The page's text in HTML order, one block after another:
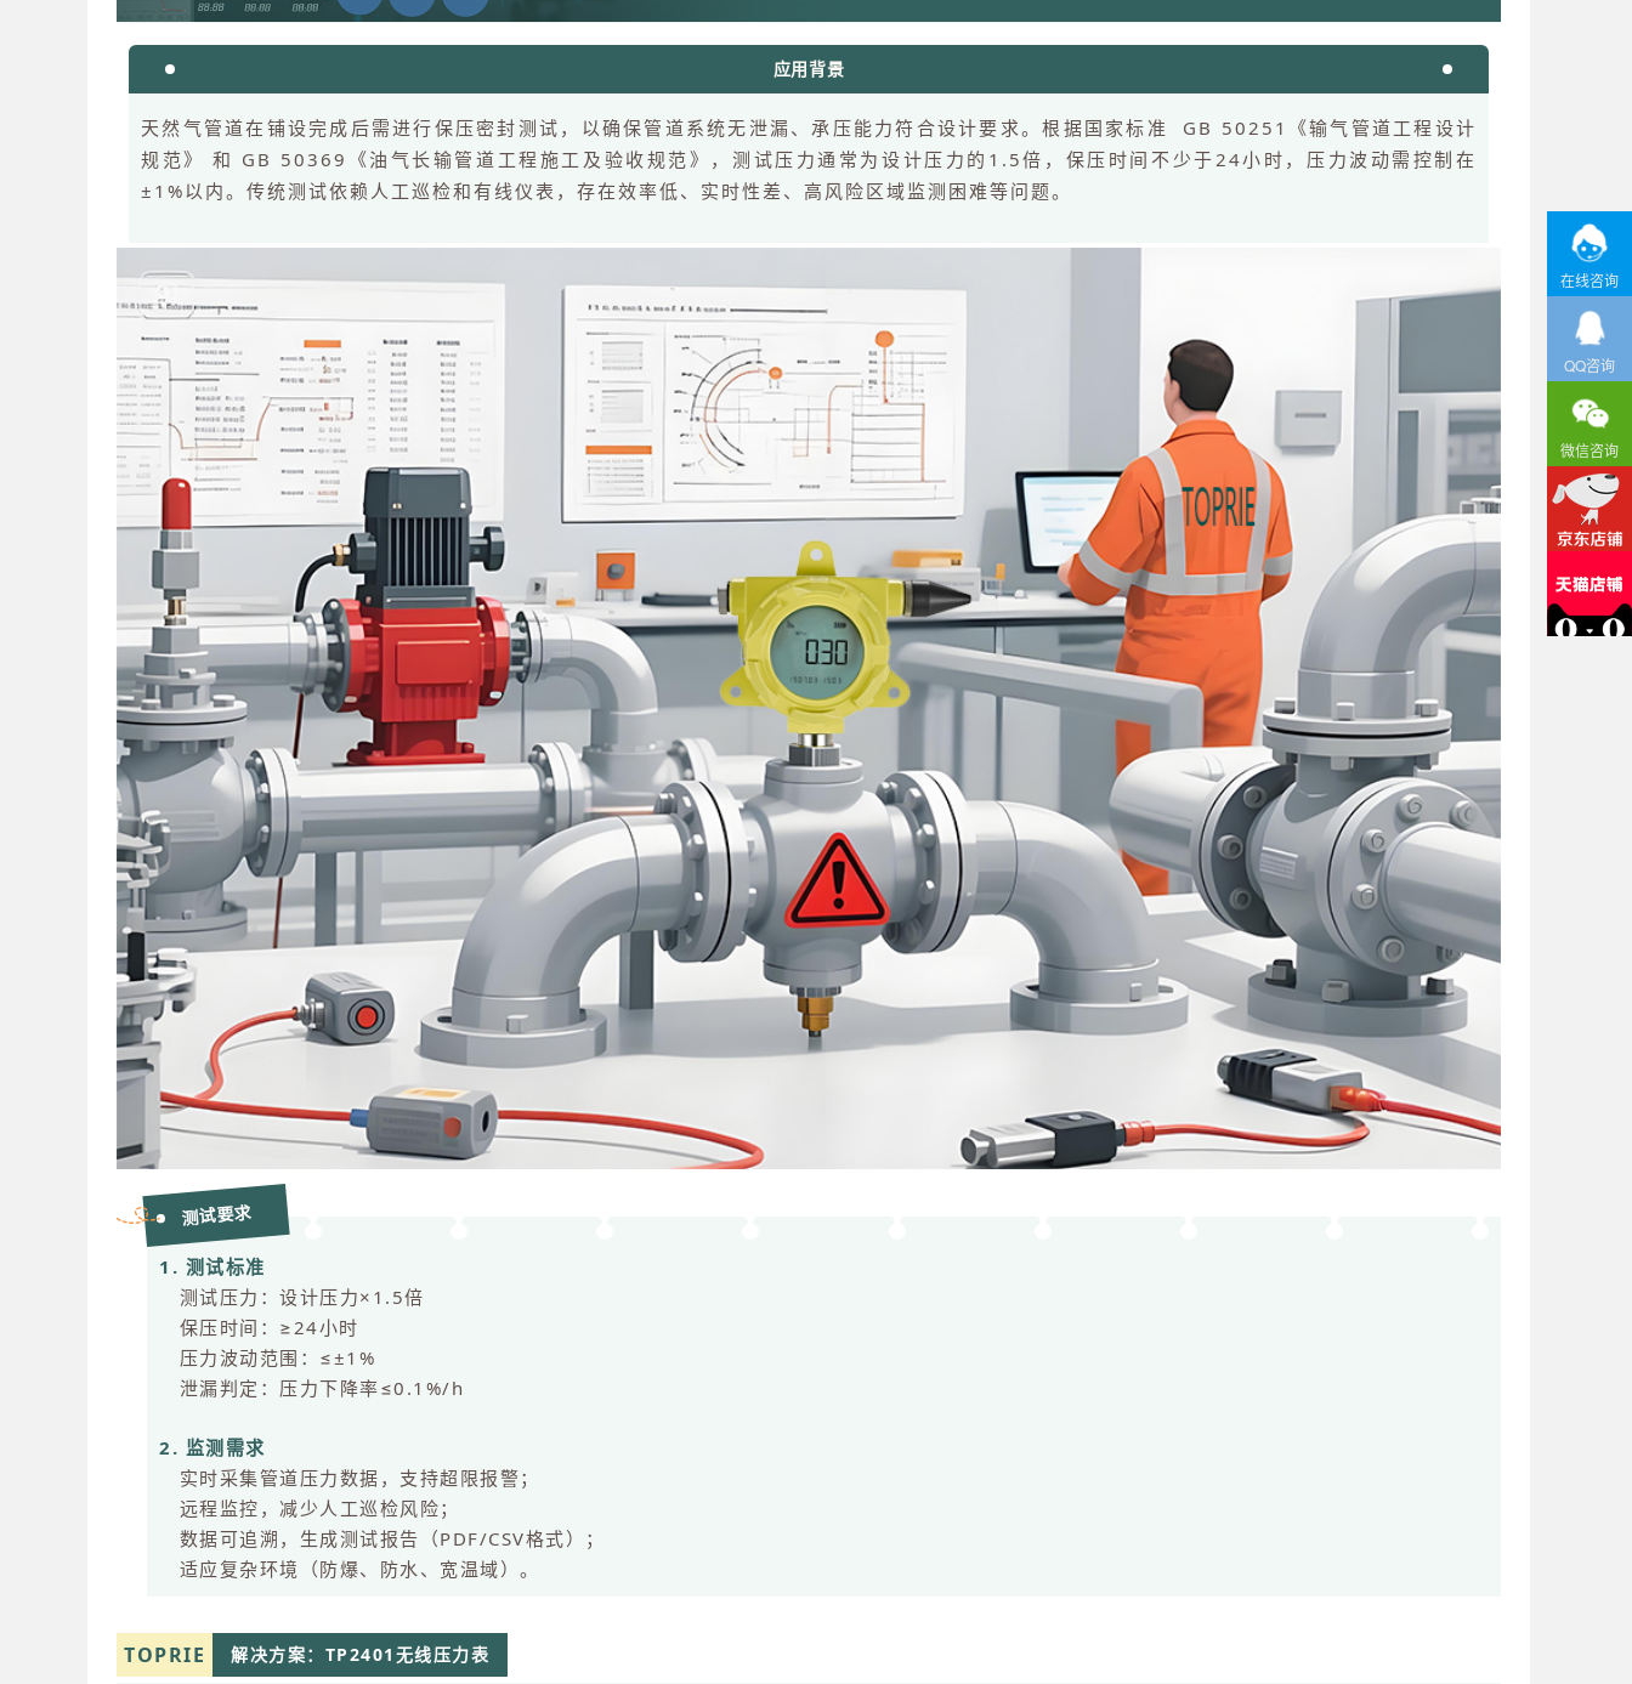
应用背景
天然气管道在铺设完成后需进行保压密封测试，以确保管道系统无泄漏、承压能力符合设计要求。根据国家标准 GB 50251《输气管道工程设计
规范》 和 GB 50369《油气长输管道工程施工及验收规范》，测试压力通常为设计压力的1.5倍，保压时间不少于24小时，压力波动需控制在
±1%以内。传统测试依赖人工巡检和有线仪表，存在效率低、实时性差、高风险区域监测困难等问题。
测试要求
1. 测试标准
测试压力：设计压力×1.5倍
保压时间：≥24小时
压力波动范围：≤±1%
泄漏判定：压力下降率≤0.1%/h
2. 监测需求
实时采集管道压力数据，支持超限报警；
远程监控，减少人工巡检风险；
数据可追溯，生成测试报告（PDF/CSV格式）；
适应复杂环境（防爆、防水、宽温域）。
TOPRIE 解决方案：TP2401无线压力表
在线咨询
QQ咨询
微信咨询